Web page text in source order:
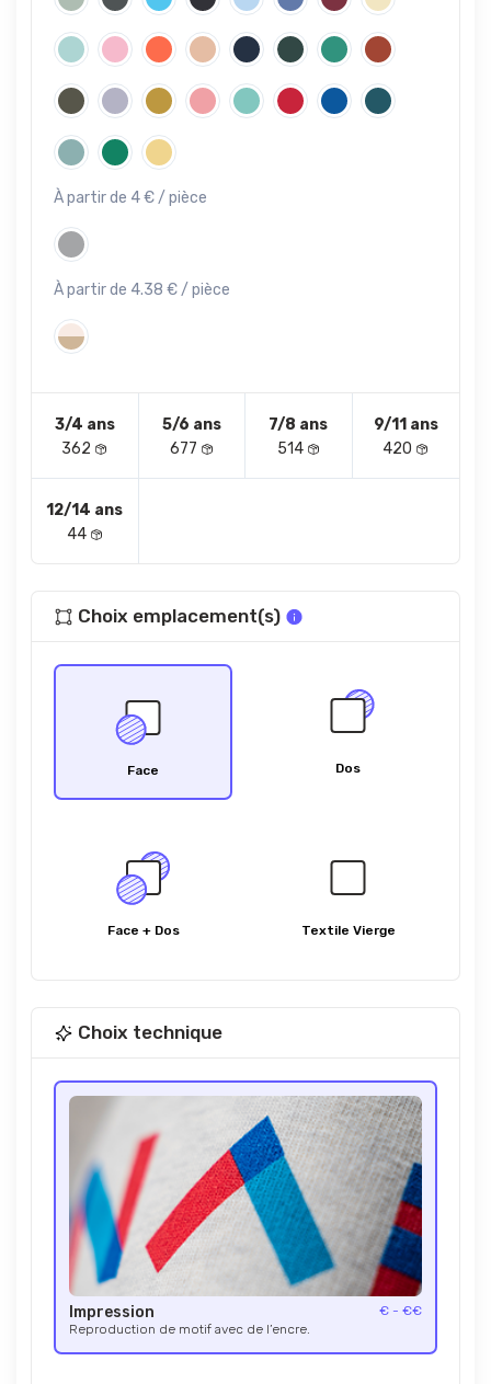
À partir de 4 € / pièce
À partir de 4.38 € / pièce
3/4 ans
362
5/6 ans
677
7/8 ans
514
9/11 ans
420
12/14 ans
44
Choix emplacement(s)
Face Dos
Face + Dos Textile Vierge
Choix technique
Impression
€ - €€
Reproduction de motif avec de l’encre.